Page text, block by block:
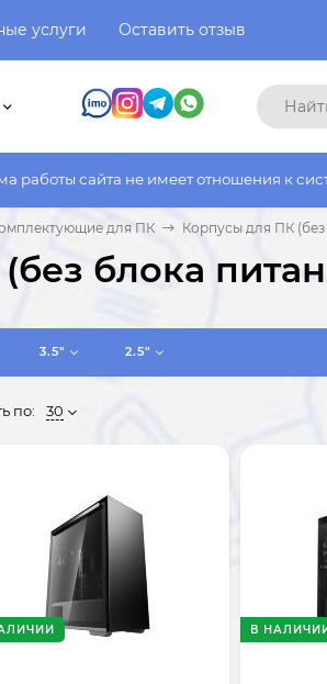
услуги Оставить отзыв
отношения к системе работы
для ПК Корпусы для ПК
блока
3.5" 2.5"
по: 30
В